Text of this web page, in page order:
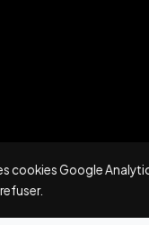
cookies Google